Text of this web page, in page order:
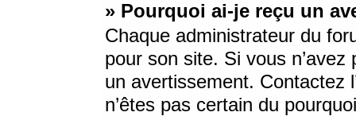
» Pourquoi ai-je reçu un
Chaque administrateur du
pour son site. Si vous
un avertissement. Contactez
n’êtes pas certain du